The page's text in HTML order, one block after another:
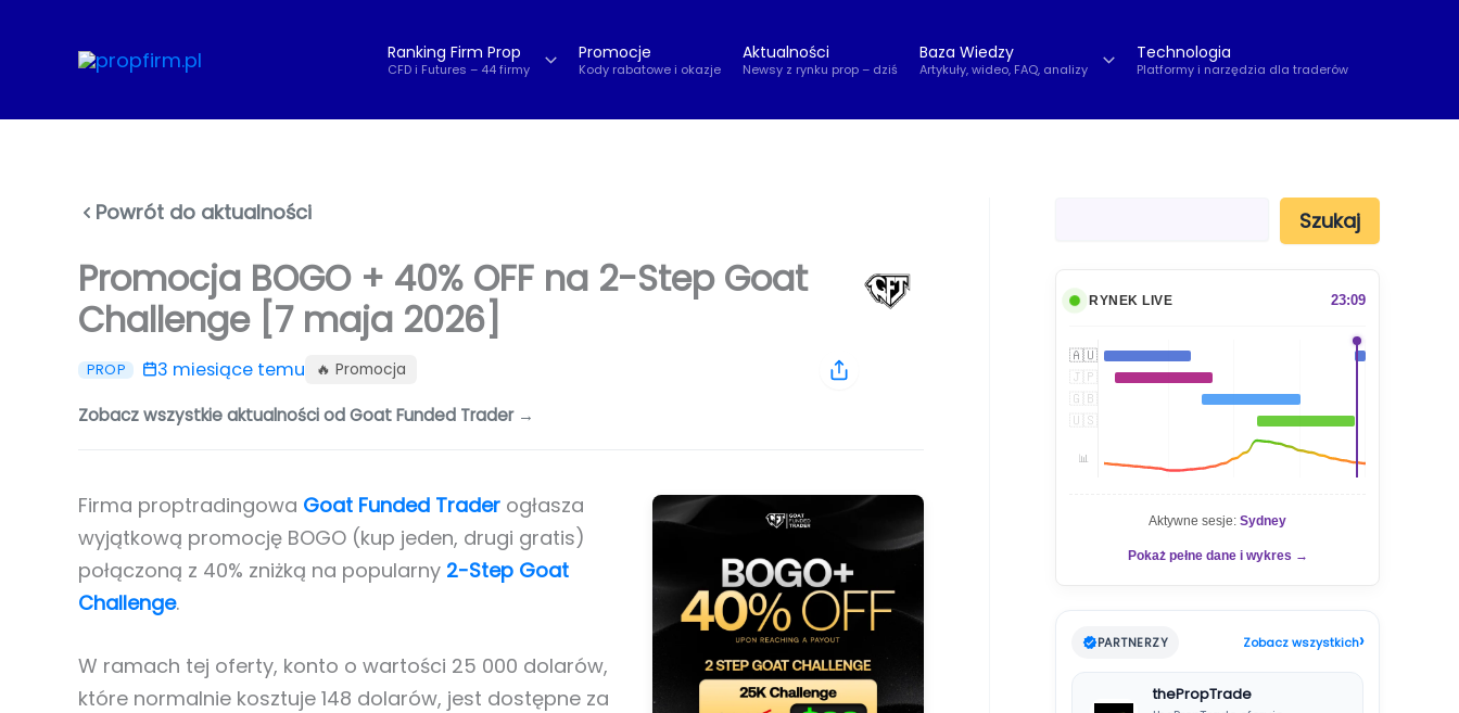
Ranking Firm Prop
CFD i Futures – 44 firmy
Promocje
Kody rabatowe i okazje
Aktualności
Newsy z rynku prop – dziś
Baza Wiedzy
Artykuły, wideo, FAQ, analizy
Technologia
Platformy i narzędzia dla traderów
Powrót do aktualności
Promocja BOGO + 40% OFF na 2-Step Goat
Challenge [7 maja 2026]
PROP 3 miesiące temu 🔥 Promocja
Zobacz wszystkie aktualności od Goat Funded Trader →
Firma proptradingowa Goat Funded Trader ogłasza
wyjątkową promocję BOGO (kup jeden, drugi gratis)
połączoną z 40% zniżką na popularny 2-Step Goat
Challenge.
W ramach tej oferty, konto o wartości 25 000 dolarów,
które normalnie kosztuje 148 dolarów, jest dostępne za
a
Szukaj
RYNEK LIVE 23:09
🇦🇺
🇯🇵
🇬🇧
🇺🇸
📊
Aktywne sesje: Sydney
Pokaż pełne dane i wykres →
PARTNERZY Zobacz wszystkich›
thePropTrade